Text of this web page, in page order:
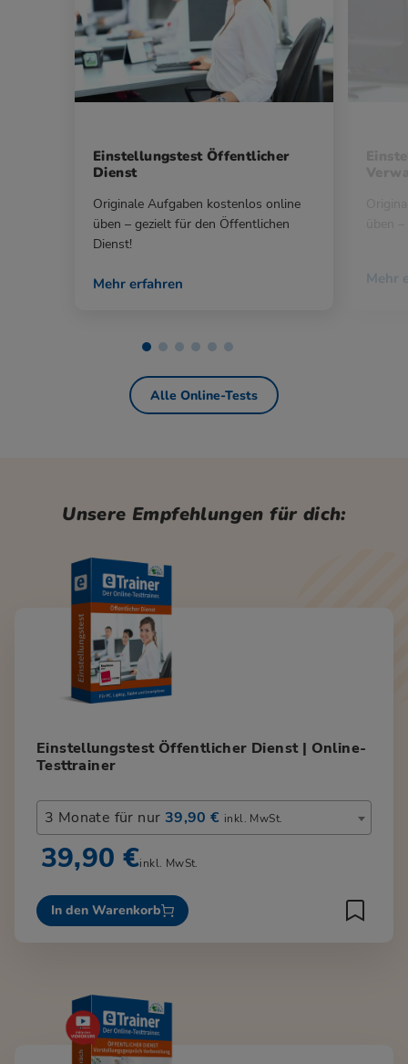
Einstellungstest Öffentlicher
Dienst
Originale Aufgaben kostenlos online
üben – gezielt für den Öffentlichen
Dienst!
Mehr erfahren Mehr
Alle Online-Tests
Unsere Empfehlungen für dich:
Einstellungstest Öffentlicher Dienst | Online-
Testtrainer
3 Monate für nur 39,90 € inkl. MwSt.
39,90 €inkl. MwSt.
In den Warenkorb